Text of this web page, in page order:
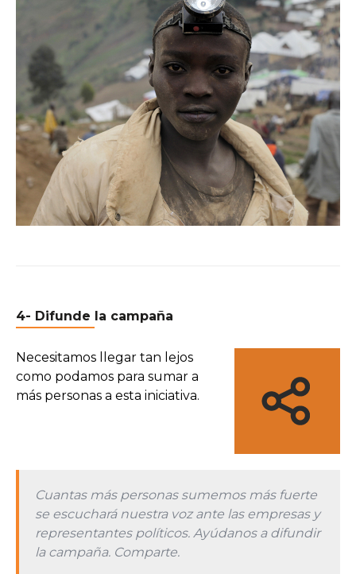
4- Difunde la campaña
Necesitamos llegar tan lejos
como podamos para sumar a
más personas a esta iniciativa.
Cuantas más personas sumemos más fuerte
se escuchará nuestra voz ante las empresas y
representantes políticos. Ayúdanos a difundir
la campaña. Comparte.